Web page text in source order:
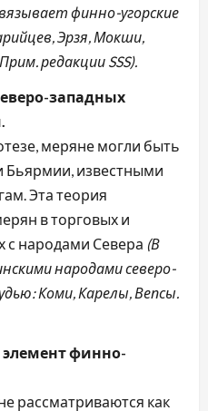
финно-угорские
Эрзя, Мокши,
редакции SSS).
западных
меряне могли быть
Бьярмии, известными
Эта теория
в торговых и
с народами Севера (В
народами северо-
Коми, Карелы, Вепсы.
финно-
рассматриваются как